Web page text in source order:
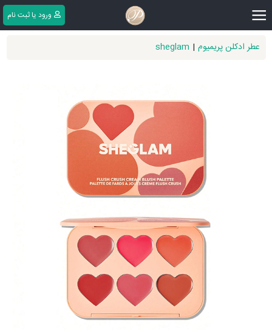
||| ورود یا ثبت ‌نام
عطر ادکلن پریمیوم |
sheglam